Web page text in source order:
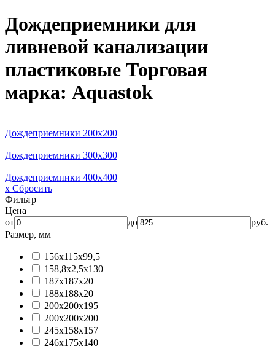
Дождеприемники для
ливневой канализации
пластиковые Торговая
марка: Aquastok
Дождеприемники 200х200
Дождеприемники 300х300
Дождеприемники 400х400
x Сбросить
Фильтр
Цена
от
до
руб.
Размер, мм
156x115x99,5
158,8x2,5x130
187x187x20
188х188х20
200x200x195
200x200x200
245x158x157
246х175х140